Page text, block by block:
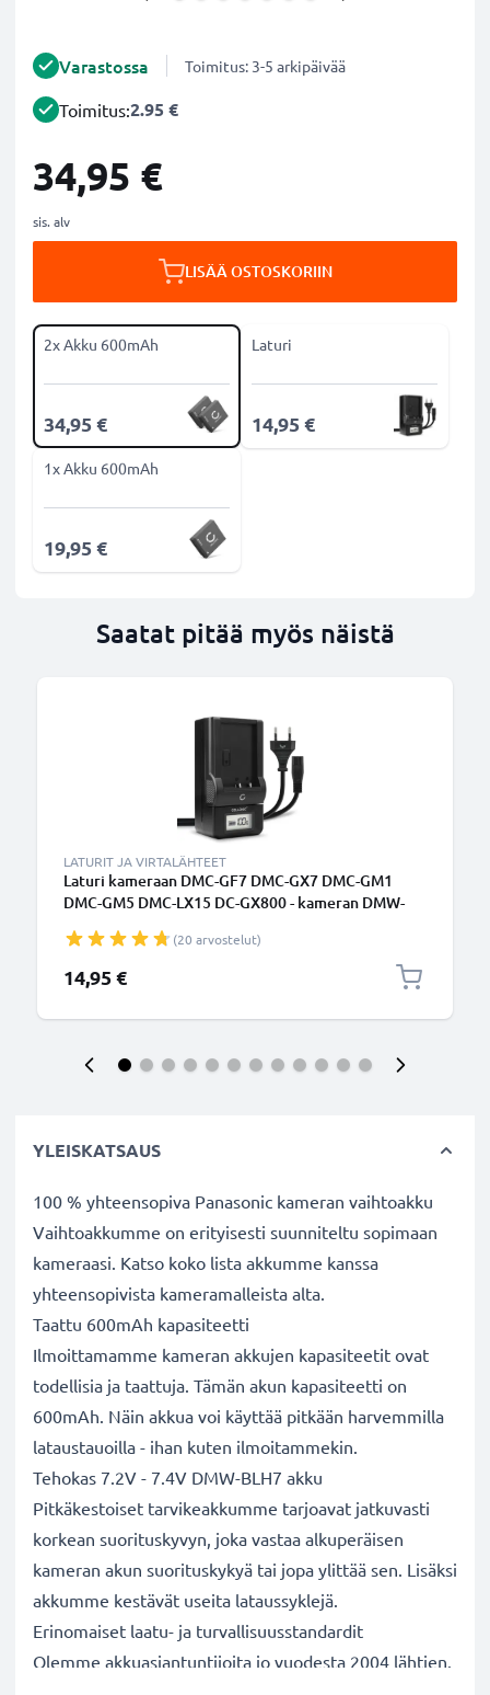
Varastossa Toimitus: 3-5 arkipäivää
Toimitus:2.95 €
34,95 €
sis. alv
LISÄÄ OSTOSKORIIN
2x Akku 600mAh
34,95 €
Laturi
14,95 €
1x Akku 600mAh
19,95 €
Saatat pitää myös näistä
LATURIT JA VIRTALÄHTEET
Laturi kameraan DMC-GF7 DMC-GX7 DMC-GM1
DMC-GM5 DMC-LX15 DC-GX800 - kameran DMW-
(20 arvostelut)
14,95 €
YLEISKATSAUS
100 % yhteensopiva Panasonic kameran vaihtoakku
Vaihtoakkumme on erityisesti suunniteltu sopimaan
kameraasi. Katso koko lista akkumme kanssa
yhteensopivista kameramalleista alta.
Taattu 600mAh kapasiteetti
Ilmoittamamme kameran akkujen kapasiteetit ovat
todellisia ja taattuja. Tämän akun kapasiteetti on
600mAh. Näin akkua voi käyttää pitkään harvemmilla
lataustauoilla - ihan kuten ilmoitammekin.
Tehokas 7.2V - 7.4V DMW-BLH7 akku
Pitkäkestoiset tarvikeakkumme tarjoavat jatkuvasti
korkean suorituskyvyn, joka vastaa alkuperäisen
kameran akun suorituskykyä tai jopa ylittää sen. Lisäksi
akkumme kestävät useita lataussyklejä.
Erinomaiset laatu- ja turvallisuusstandardit
Olemme akkuasiantuntijoita jo vuodesta 2004 lähtien.